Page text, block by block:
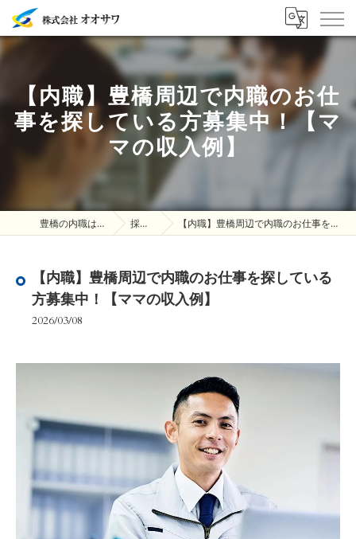
【内職】豊橋周辺で内職のお仕
事を探している方募集中！【マ
マの収入例】
豊橋の内職は株式会社オオサワ 採用ブログ 【内職】豊橋周辺で内職のお仕事を探している方募集中！【ママの収入例】
【内職】豊橋周辺で内職のお仕事を探している
方募集中！【ママの収入例】
2026/03/08